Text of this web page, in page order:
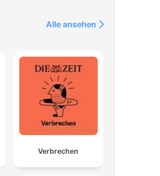
Alle ansehen
Verbrechen